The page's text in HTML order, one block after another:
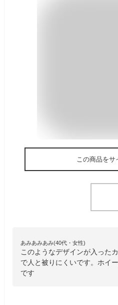
この商品をサ
あみあみあみ(40代・女性)
このようなデザインが入った
で人と被りにくいです。ホイ
です